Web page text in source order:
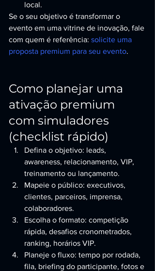
local.
Se o seu objetivo é transformar o
evento em uma vitrine de inovação, fale
com quem é referência: solicite uma
proposta premium para seu evento.
Como planejar uma
ativação premium
com simuladores
(checklist rápido)
Defina o objetivo: leads,
awareness, relacionamento, VIP,
treinamento ou lançamento.
Mapeie o público: executivos,
clientes, parceiros, imprensa,
colaboradores.
Escolha o formato: competição
rápida, desafios cronometrados,
ranking, horários VIP.
Planeje o fluxo: tempo por rodada,
fila, briefing do participante, fotos e